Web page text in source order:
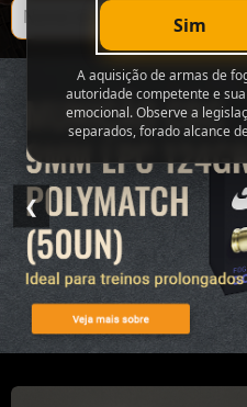
Sim
A aquisição de armas de
autoridade competente e
emocional. Observe a
separados, forado alcance
❮